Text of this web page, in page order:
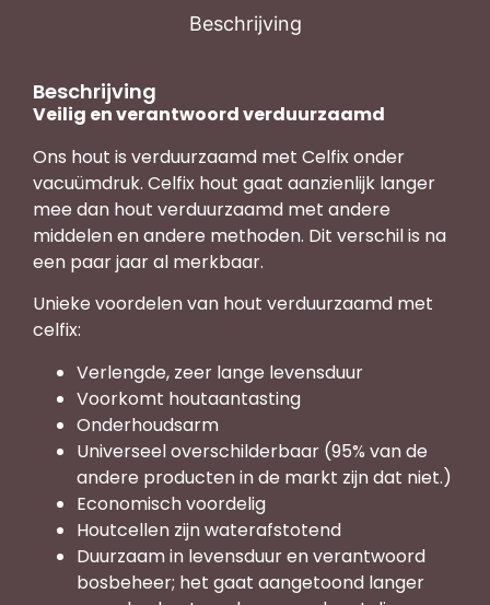
Beschrijving
Beschrijving
Veilig en verantwoord verduurzaamd
Ons hout is verduurzaamd met Celfix onder
vacuümdruk. Celfix hout gaat aanzienlijk langer
mee dan hout verduurzaamd met andere
middelen en andere methoden. Dit verschil is na
een paar jaar al merkbaar.
Unieke voordelen van hout verduurzaamd met
celfix:
Verlengde, zeer lange levensduur
Voorkomt houtaantasting
Onderhoudsarm
Universeel overschilderbaar (95% van de
andere producten in de markt zijn dat niet.)
Economisch voordelig
Houtcellen zijn waterafstotend
Duurzaam in levensduur en verantwoord
bosbeheer; het gaat aangetoond langer